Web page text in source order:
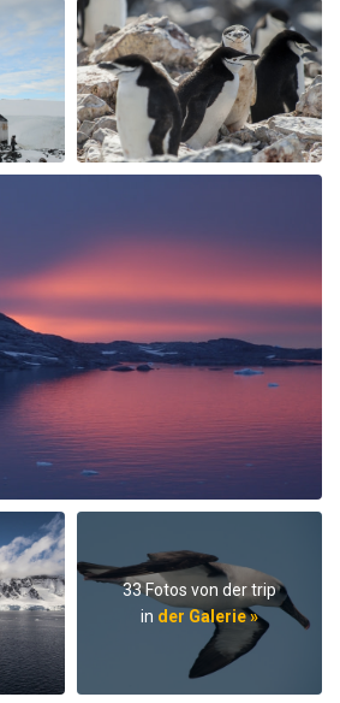
33 Fotos von der trip
in der Galerie »